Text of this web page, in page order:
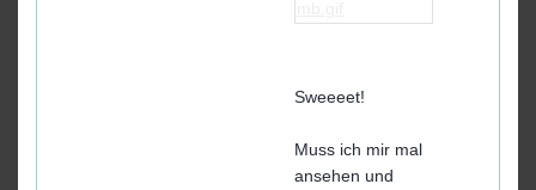
Sweeeet!
Muss ich mir mal
ansehen und